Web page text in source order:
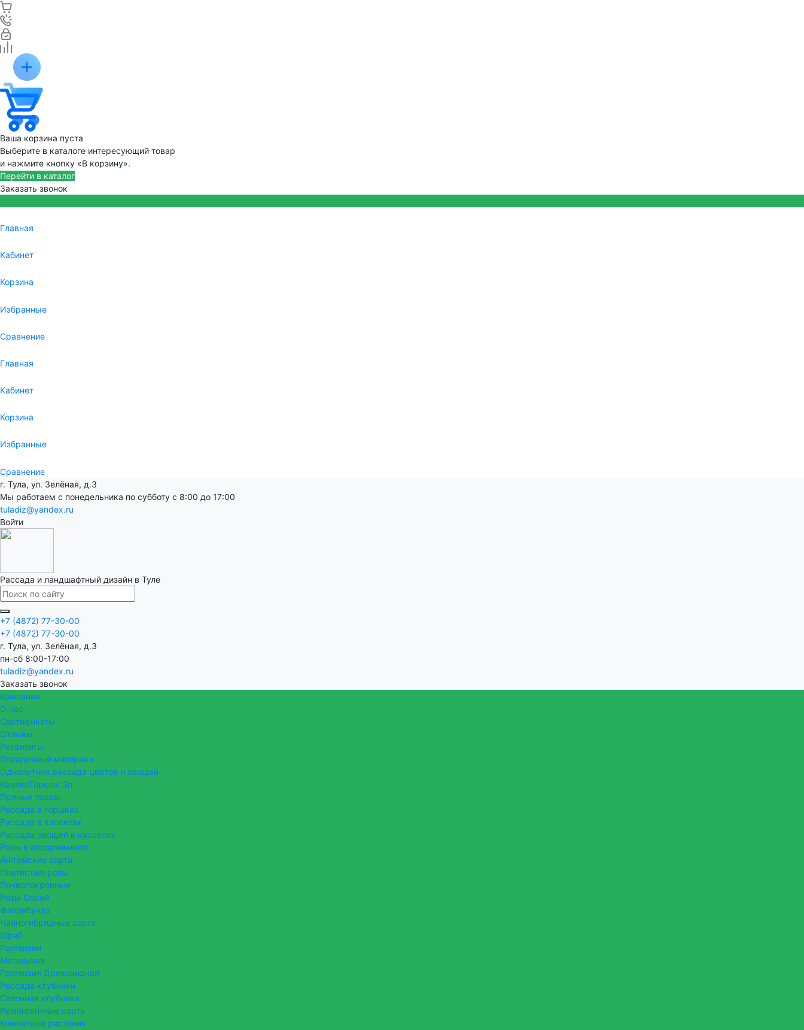
Ваша корзина пуста
Выберите в каталоге интересующий товар
и нажмите кнопку «В корзину».
Перейти в каталог
Заказать звонок
Главная
Кабинет
Корзина
Избранные
Сравнение
Главная
Кабинет
Корзина
Избранные
Сравнение
г. Тула, ул. Зелёная, д.3
Мы работаем с понедельника по субботу с 8:00 до 17:00
tuladiz@yandex.ru
Войти
Рассада и ландшафтный дизайн в Туле
+7 (4872) 77-30-00
+7 (4872) 77-30-00
г. Тула, ул. Зелёная, д.3
пн-сб 8:00-17:00
tuladiz@yandex.ru
Заказать звонок
Компания
О нас
Сертификаты
Отзывы
Реквизиты
Посадочный материал
Однолетняя рассада цветов и овощей
Кашпо/Горшок 3п.
Пряные травы
Рассада в горшках
Рассада в кассетах
Рассада овощей в кассетах
Розы в ассортименте
Английские сорта
Плетистые розы
Почвопокровные
Розы Спрей
Флорибунда
Чайногибридные сорта
Шраб
Гортензии
Метельчая
Гортензия Древовидная
Рассада клубники
Сезонная клубника
Ремонтантные сорта
Комнатные растения